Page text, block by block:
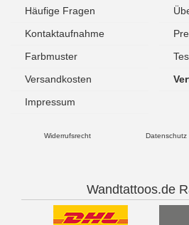
Häufige Fragen
Kontaktaufnahme
Farbmuster
Versandkosten
Impressum
Widerrufsrecht Datenschutz
Wandtattoos.de